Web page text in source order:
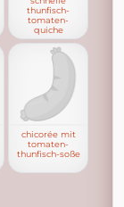
thunfisch-
tomaten-
quiche
chicorée mit
tomaten-
thunfisch-soße